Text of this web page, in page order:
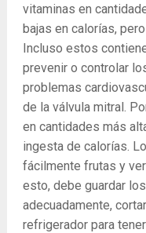
vitaminas en
bajas en calorías,
Incluso estos
prevenir o controlar
problemas
de la válvula mitral.
en cantidades más
ingesta de calorías.
fácilmente frutas y
esto, debe guardar
adecuadamente,
refrigerador para